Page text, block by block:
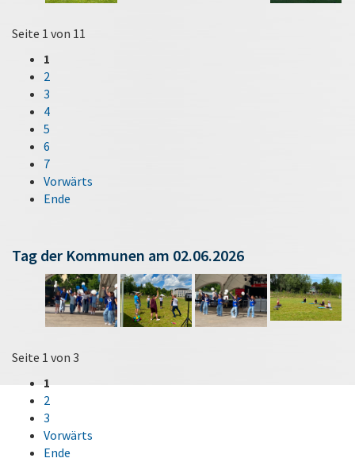
Seite 1 von 11
1
2
3
4
5
6
7
Vorwärts
Ende
Tag der Kommunen am 02.06.2026
Seite 1 von 3
1
2
3
Vorwärts
Ende